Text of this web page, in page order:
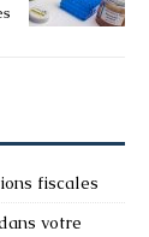
fiscales
votre